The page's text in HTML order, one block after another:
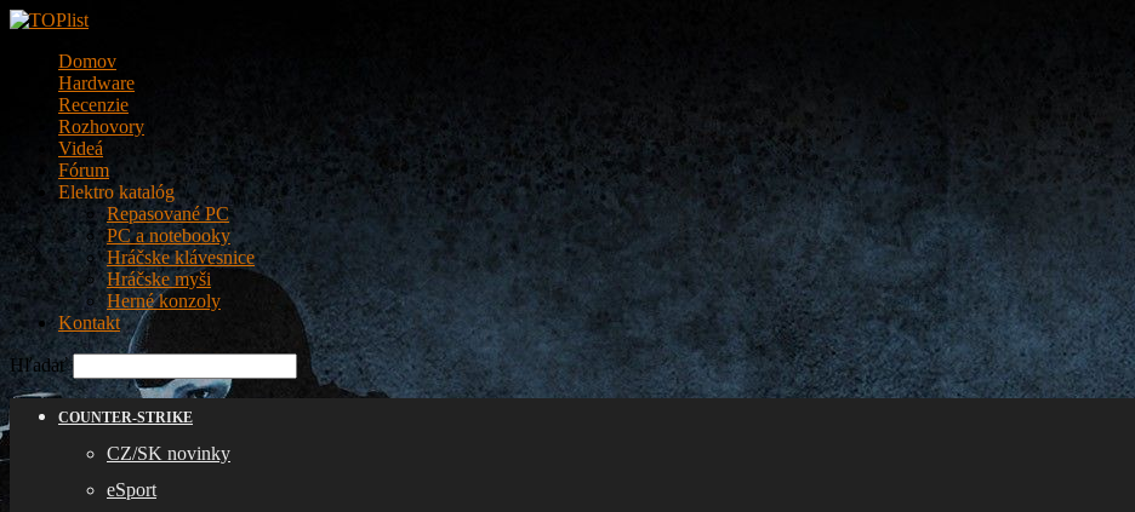
Domov
Hardware
Recenzie
Rozhovory
Videá
Fórum
Elektro katalóg
Repasované PC
PC a notebooky
Hráčske klávesnice
Hráčske myši
Herné konzoly
Kontakt
Hľadať
COUNTER-STRIKE
CZ/SK novinky
eSport